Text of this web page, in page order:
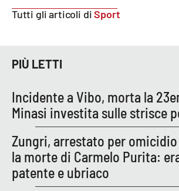
Ilvibonese.it
Android
Apple
Tutti gli articoli diSport
PIÙ LETTI
Incidente a Vibo, morta la
Minasi investita sulle strisce
Zungri, arrestato per
la morte di Carmelo Purita:
patente e ubriaco